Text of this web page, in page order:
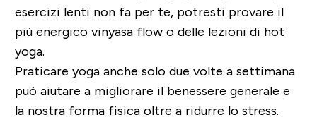
esercizi lenti non fa per te, potresti provare il
più energico vinyasa flow o delle lezioni di hot
yoga.
Praticare yoga anche solo due volte a settimana
può aiutare a migliorare il benessere generale e
la nostra forma fisica oltre a ridurre lo stress.